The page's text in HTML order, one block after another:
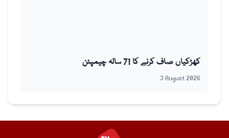
کھڑکیاں صاف کرنے کا 71 سالہ چیمپئن
3 August 2026